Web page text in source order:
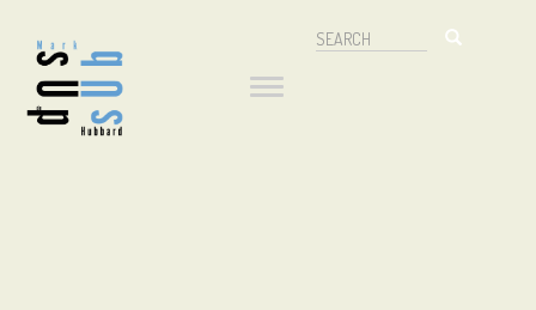
contenu
principal
Search
Navigation
principale